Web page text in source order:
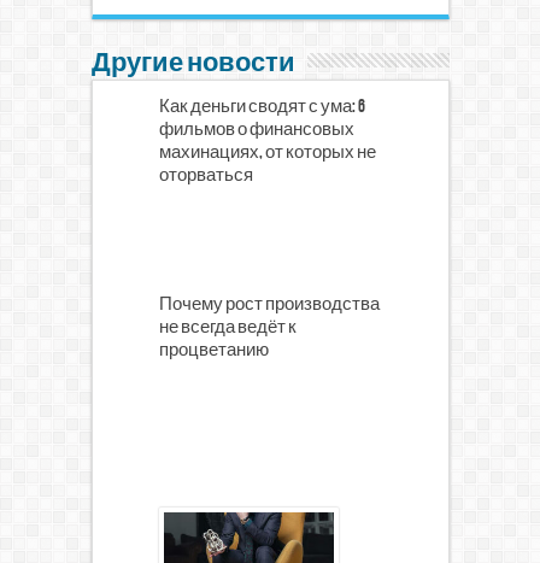
Другие новости
Как деньги сводят с ума: 6
фильмов о финансовых
махинациях, от которых не
оторваться
Почему рост производства
не всегда ведёт к
процветанию